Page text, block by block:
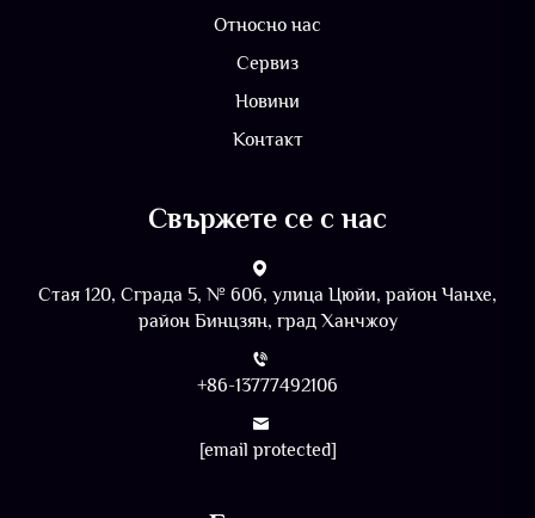
Относно нас
Сервиз
Новини
Контакт
Свържете се с нас
Стая 120, Сграда 5, № 606, улица Цюйи, район Чанхе,
район Бинцзян, град Ханчжоу
+86-13777492106
[email protected]